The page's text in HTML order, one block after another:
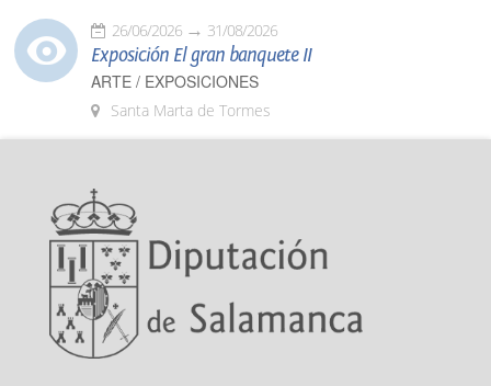
26/06/2026 31/08/2026
Exposición El gran banquete II
ARTE / EXPOSICIONES
Santa Marta de Tormes